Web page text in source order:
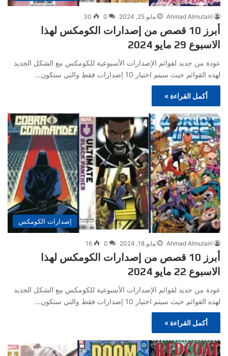
Ahmad Almutairi مايو 25, 2024 0
30
أبرز 10 قصص من إصدارات الكومكس لهذا
الاسبوع 29 مايو 2024
عودة من جديد لقوائم الإصدارات الأسبوعية للكومكس مع الشكل الجديد
لهذه القوائم حيث سيتم اختيار 10 إصدارات فقط والتي ستكون…
أكمل القراءة »
إصدارات الكومكس
Ahmad Almutairi مايو 18, 2024 0
16
أبرز 10 قصص من إصدارات الكومكس لهذا
الاسبوع 22 مايو 2024
عودة من جديد لقوائم الإصدارات الأسبوعية للكومكس مع الشكل الجديد
لهذه القوائم حيث سيتم اختيار 10 إصدارات فقط والتي ستكون…
أكمل القراءة »